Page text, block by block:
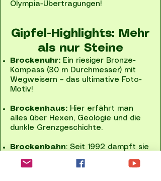
Olympia-Übertragungen!
Gipfel-Highlights: Mehr
als nur Steine
Brockenuhr: Ein riesiger Bronze-
Kompass (30 m Durchmesser) mit
Wegweisern – das ultimative Foto-
Motiv!
Brockenhaus: Hier erfährt man
alles über Hexen, Geologie und die
dunkle Grenzgeschichte.
Brockenbahn: Seit 1992 dampft sie
alle, die keine Lust auf Muskelkater